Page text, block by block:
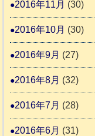
2016年11月 (30)
2016年10月 (30)
2016年9月 (27)
2016年8月 (32)
2016年7月 (28)
2016年6月 (31)